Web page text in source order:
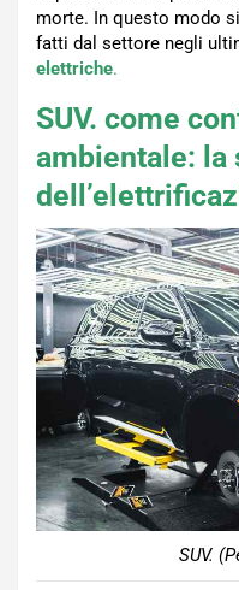
morte. In questo modo
fatti dal settore negli
elettriche.
SUV. come
ambientale: la
SUV.